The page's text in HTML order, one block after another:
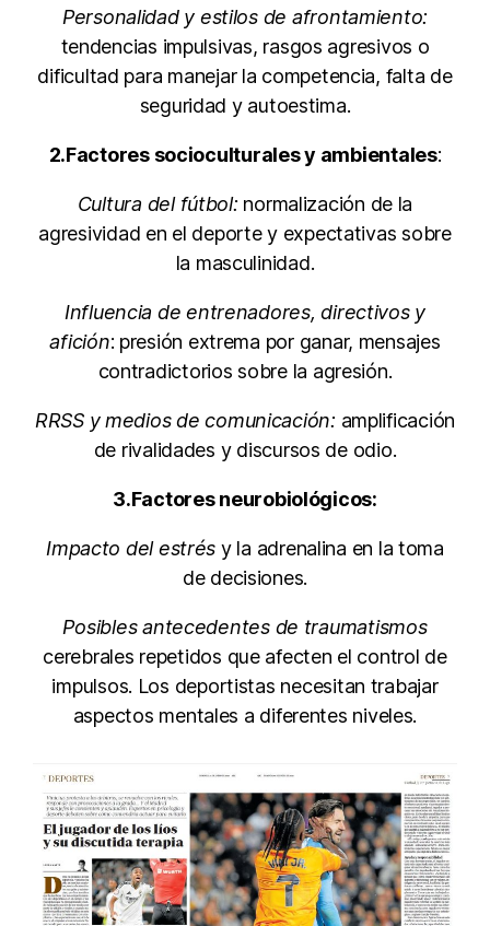
Personalidad y estilos de afrontamiento:
tendencias impulsivas, rasgos agresivos o
dificultad para manejar la competencia, falta de
seguridad y autoestima.
2.Factores socioculturales y ambientales:
Cultura del fútbol: normalización de la
agresividad en el deporte y expectativas sobre
la masculinidad.
Influencia de entrenadores, directivos y
afición: presión extrema por ganar, mensajes
contradictorios sobre la agresión.
RRSS y medios de comunicación: amplificación
de rivalidades y discursos de odio.
3.Factores neurobiológicos:
Impacto del estrés y la adrenalina en la toma
de decisiones.
Posibles antecedentes de traumatismos
cerebrales repetidos que afecten el control de
impulsos. Los deportistas necesitan trabajar
aspectos mentales a diferentes niveles.